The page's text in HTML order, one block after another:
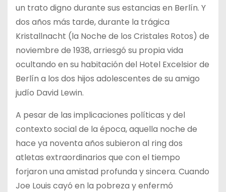
un trato digno durante sus estancias en Berlín. Y
dos años más tarde, durante la trágica
Kristallnacht (la Noche de los Cristales Rotos) de
noviembre de 1938, arriesgó su propia vida
ocultando en su habitación del Hotel Excelsior de
Berlín a los dos hijos adolescentes de su amigo
judío David Lewin.
A pesar de las implicaciones políticas y del
contexto social de la época, aquella noche de
hace ya noventa años subieron al ring dos
atletas extraordinarios que con el tiempo
forjaron una amistad profunda y sincera. Cuando
Joe Louis cayó en la pobreza y enfermó